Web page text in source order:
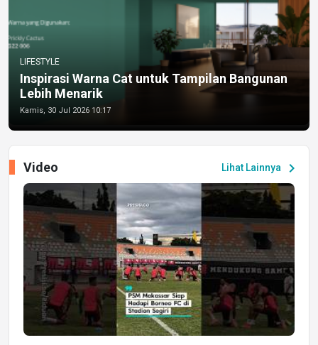
LIFESTYLE
Inspirasi Warna Cat untuk Tampilan Bangunan
Lebih Menarik
Kamis, 30 Jul 2026 10:17
Lihat Lainnya chevron_right
Video